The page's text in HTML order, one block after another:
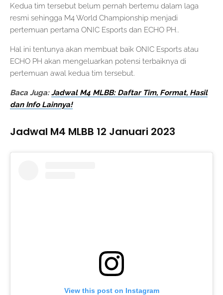
Kedua tim tersebut belum pernah bertemu dalam laga
resmi sehingga M4 World Championship menjadi
pertemuan pertama ONIC Esports dan ECHO PH..
Hal ini tentunya akan membuat baik ONIC Esports atau
ECHO PH akan mengeluarkan potensi terbaiknya di
pertemuan awal kedua tim tersebut.
Baca Juga:Jadwal M4 MLBB: Daftar Tim, Format, Hasil
dan Info Lainnya!
Jadwal M4 MLBB 12 Januari 2023
View this post on Instagram